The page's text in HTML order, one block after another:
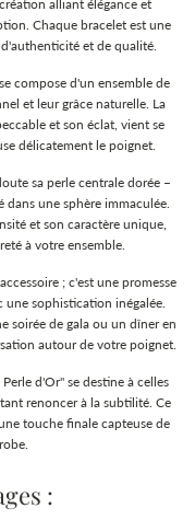
alliant élégance et
Chaque bracelet est une
et de qualité.
compose d'un ensemble de
et leur grâce naturelle. La
et son éclat, vient se
délicatement le poignet.
sa perle centrale dorée –
une sphère immaculée.
et son caractère unique,
à votre ensemble.
; c'est une promesse
sophistication inégalée.
soirée de gala ou un dîner en
autour de votre poignet.
d'Or" se destine à celles
renoncer à la subtilité. Ce
touche finale capteuse de
: